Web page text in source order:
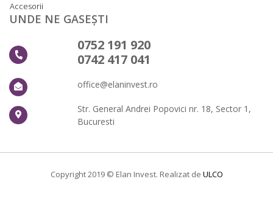
Accesorii
UNDE NE GASEȘTI
0752 191 920
0742 417 041
office@elaninvest.ro
Str. General Andrei Popovici nr. 18, Sector 1,
Bucuresti
Copyright 2019 © Elan Invest. Realizat de ULCO